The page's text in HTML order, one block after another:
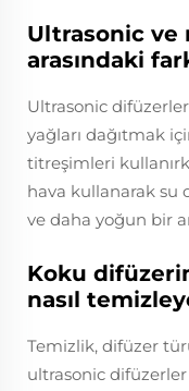
Ultrasonic
arasındaki
Ultrasonic
yağları dağıtmak
titreşimleri
hava kullanarak su
ve daha yoğun bir
Koku
nasıl
Temizlik, difüzer
ultrasonic